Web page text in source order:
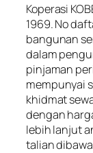
Koperasi
1969. No
bangunan
dalam
pinjaman
mempunyai
khidmat
dengan
lebih lanjut
talian